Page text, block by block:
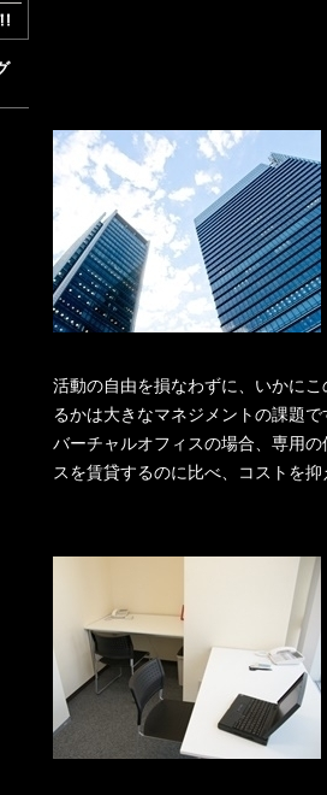
活動の自由を損なわずに、いかに
るかは大きなマネジメントの課題で
バーチャルオフィスの場合、専用
スを賃貸するのに比べ、コストを